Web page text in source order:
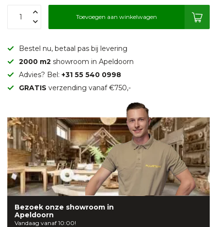
Toevoegen aan winkelwagen
Bestel nu, betaal pas bij levering
2000 m2 showroom in Apeldoorn
Advies? Bel: +31 55 540 0998
GRATIS verzending vanaf €750,-
Bezoek onze showroom in
Apeldoorn
Vandaag vanaf 10:00!